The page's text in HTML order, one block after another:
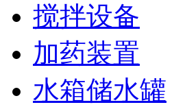
搅拌设备
加药装置
水箱储水罐